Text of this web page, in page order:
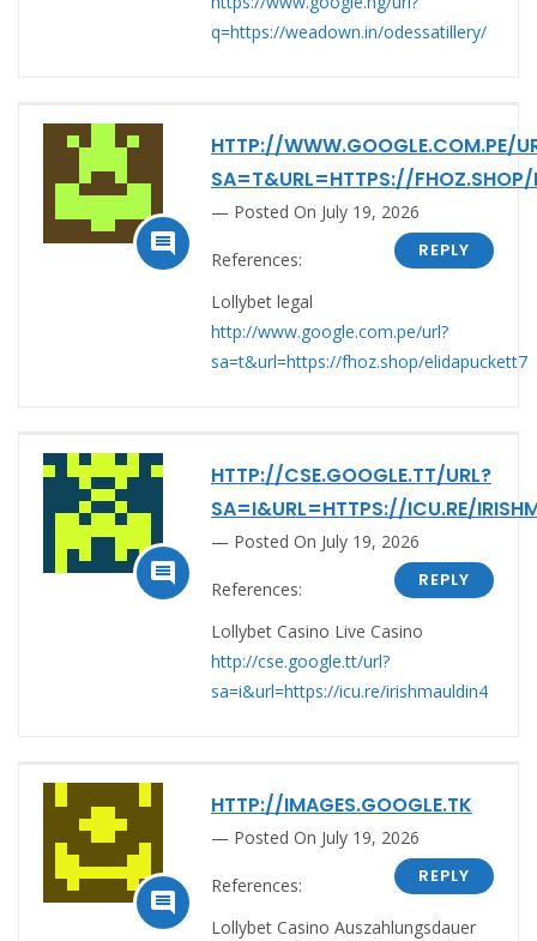
q=https://weadown.in/odessatillery/

HTTP://WWW.GOOGLE.COM.PE/
SA=T&URL=HTTPS://FHOZ.SHOP/
Posted On July 19, 2026
REPLY
References:
Lollybet legal
http://www.google.com.pe/url?
sa=t&url=https://fhoz.shop/elidapuckett7

HTTP://CSE.GOOGLE.TT/URL?
SA=I&URL=HTTPS://ICU.RE/
Posted On July 19, 2026
REPLY
References:
Lollybet Casino Live Casino
http://cse.google.tt/url?
sa=i&url=https://icu.re/irishmauldin4

HTTP://IMAGES.GOOGLE.TK
Posted On July 19, 2026
REPLY
References:
Lollybet Casino Auszahlungsdauer